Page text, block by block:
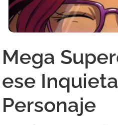
Mega
ese
Personaje